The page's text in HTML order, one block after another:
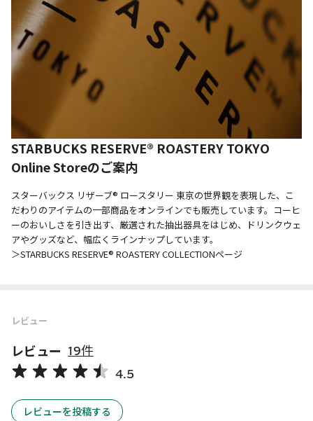
STARBUCKS RESERVE® ROASTERY TOKYO
Online Storeのご案内
スターバックス リザーブ® ロースタリー 東京の世界観を表現した、こ
だわりのアイテムの一部商品をオンラインでも販売しています。コーヒ
ーのおいしさを引き出す、厳選された抽出器具をはじめ、ドリンクウェ
アやグッズなど、幅広くラインナップしています。
＞STARBUCKS RESERVE® ROASTERY COLLECTIONページ
レビュー
レビュー 19件
4.5
レビューを投稿する